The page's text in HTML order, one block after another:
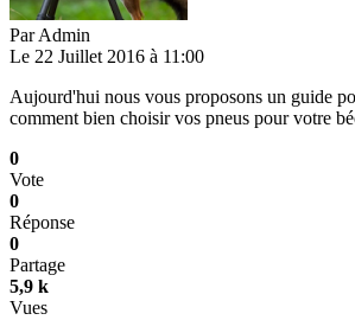
ParAdmin
Le 22 Juillet 2016 à 11:00
Aujourd'hui nous vous proposons un guide
comment bien choisir vos pneus pour votre
0
Vote
0
Réponse
0
Partage
5,9 k
Vues